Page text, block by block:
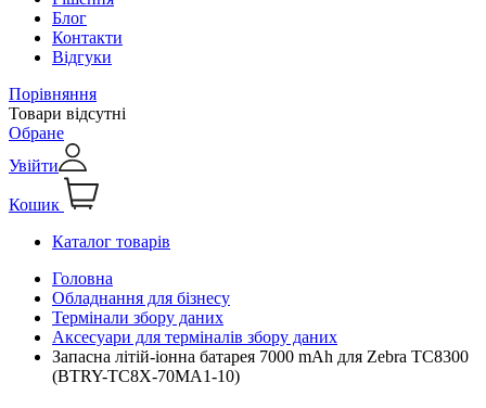
Блог
Контакти
Відгуки
Порівняння
Товари відсутні
Обране
Увійти
Кошик
Каталог товарів
Головна
Обладнання для бізнесу
Термінали збору даних
Аксесуари для терміналів збору даних
Запасна літій-іонна батарея 7000 mAh для Zebra TC8300
(BTRY-TC8X-70MA1-10)